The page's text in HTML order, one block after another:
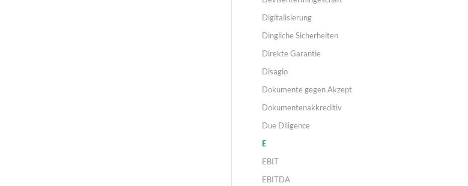
Digitalisierung
Dingliche Sicherheiten
Direkte Garantie
Disagio
Dokumente gegen Akzept
Dokumentenakkreditiv
Due Diligence
E
EBIT
EBITDA